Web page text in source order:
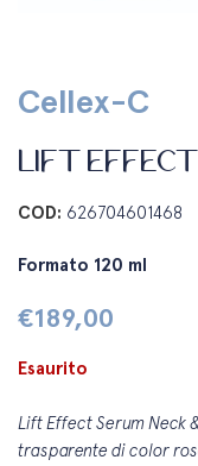
Cellex-C
LIFT
COD: 626704601468
Formato 120 ml
€189,00
Esaurito
Lift Effect Serum Neck
trasparente di color